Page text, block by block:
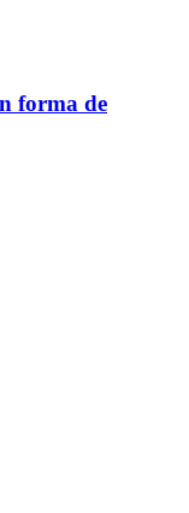
forma de